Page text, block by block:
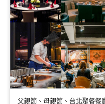
父親節、母親節、台北聚餐餐